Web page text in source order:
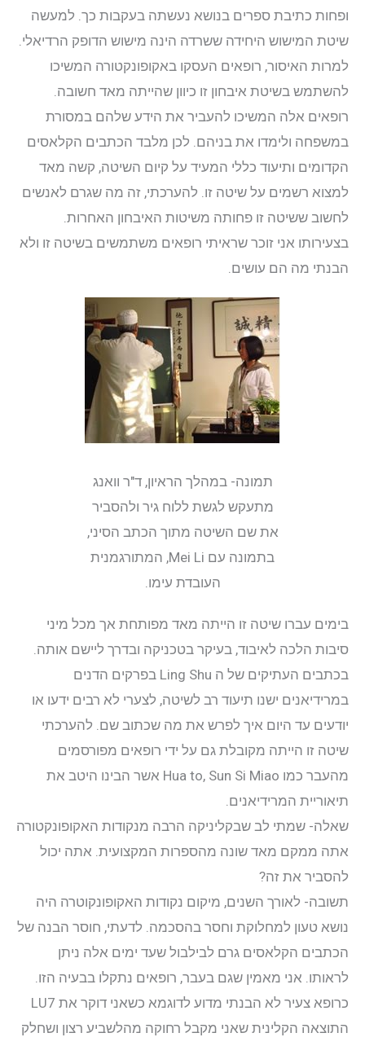
ופחות כתיבת ספרים בנושא נעשתה בעקבות כך. למעשה
שיטת המישוש היחידה ששרדה הינה מישוש הדופק הרדיאלי.
למרות האיסור, רופאים העסקו באקופונקטורה המשיכו
להשתמש בשיטת איבחון זו כיוון שהייתה מאד חשובה.
רופאים אלה המשיכו להעביר את הידע שלהם במסורת
במשפחה ולימדו את בניהם. לכן מלבד הכתבים הקלאסים
הקדומים ותיעוד כללי המעיד על קיום השיטה, קשה מאד
למצוא רשמים על שיטה זו. להערכתי, זה מה שגרם לאנשים
לחשוב ששיטה זו פחותה משיטות האיבחון האחרות.
בצעירותו אני זוכר שראיתי רופאים משתמשים בשיטה זו ולא
הבנתי מה הם עושים.
תמונה- במהלך הראיון, ד"ר וואנג
מתעקש לגשת ללוח גיר ולהסביר
את שם השיטה מתוך הכתב הסיני,
בתמונה עם Mei Li, המתורגמנית
העובדת עימו.
בימים עברו שיטה זו הייתה מאד מפותחת אך מכל מיני
סיבות הלכה לאיבוד, בעיקר בטכניקה ובדרך ליישם אותה.
בכתבים העתיקים של ה Ling Shu בפרקים הדנים
במרידיאנים ישנו תיעוד רב לשיטה, לצערי לא רבים ידעו או
יודעים עד היום איך לפרש את מה שכתוב שם. להערכתי
שיטה זו הייתה מקובלת גם על ידי רופאים מפורסמים
מהעבר כמו Hua to, Sun Si Miao אשר הבינו היטב את
תיאוריית המרידיאנים.
שאלה- שמתי לב שבקליניקה הרבה מנקודות האקופונקטורה
אתה ממקם מאד שונה מהספרות המקצועית. אתה יכול
להסביר את זה?
תשובה- לאורך השנים, מיקום נקודות האקופונקוטרה היה
נושא טעון למחלוקת וחסר בהסכמה. לדעתי, חוסר הבנה של
הכתבים הקלאסים גרם לבילבול שעד ימים אלה ניתן
לראותו. אני מאמין שגם בעבר, רופאים נתקלו בבעיה הזו.
כרופא צעיר לא הבנתי מדוע לדוגמא כשאני דוקר את LU7
התוצאה הקלינית שאני מקבל רחוקה מהלשביע רצון ושחלק